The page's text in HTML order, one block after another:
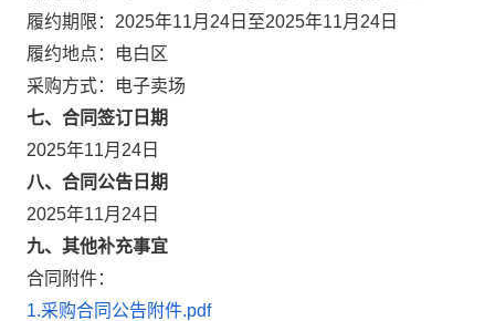
履约期限：2025年11月24日至2025年11月24日
履约地点：电白区
采购方式：电子卖场
七、合同签订日期
2025年11月24日
八、合同公告日期
2025年11月24日
九、其他补充事宜
合同附件：
1.采购合同公告附件.pdf